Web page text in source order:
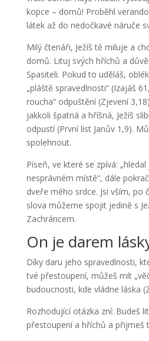
kopce – domů! Proběhl
látek až do nedočkavé náruče
Milý čtenáři, Ježíš tě miluje a
domů. Lituj svých hříchů a
Spasiteli. Pokud to uděláš,
„pláště spravedlnosti“ (Izajáš
roucha“ odpuštění (Zjevení
jakkoli špatná a hříšná, Ježíš
odpustí (První list Janův 1,9).
spolehnout.
Píseň, ve které se zpívá:
nesprávném místě“, dále
dveře mého srdce. Jsi vším, po
slova můžeme spojit jedině s
Zachráncem.
On je darem
Díky daru jeho spravedlnosti,
tvé přestoupení, můžeš mít
budoucnosti, kde vládne láska
Rozhodující otázka zní: Budeš
přestoupení a hříchů a přijmeš